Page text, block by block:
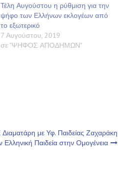
Τέλη Αυγούστου η ρύθμιση για την
ψήφο των Ελλήνων εκλογέων από
το εξωτερικό
7 Αυγούστου, 2019
σε "ΨΗΦΟΣ ΑΠΟΔΗΜΩΝ"
με Υφ. Παιδείας Ζαχαράκη
Ελληνική Παιδεία στην Ομογένεια